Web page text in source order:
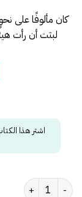
كان مألوفًا على
لبثت أن رأت
اشتر هذا
كمية زائر الليل